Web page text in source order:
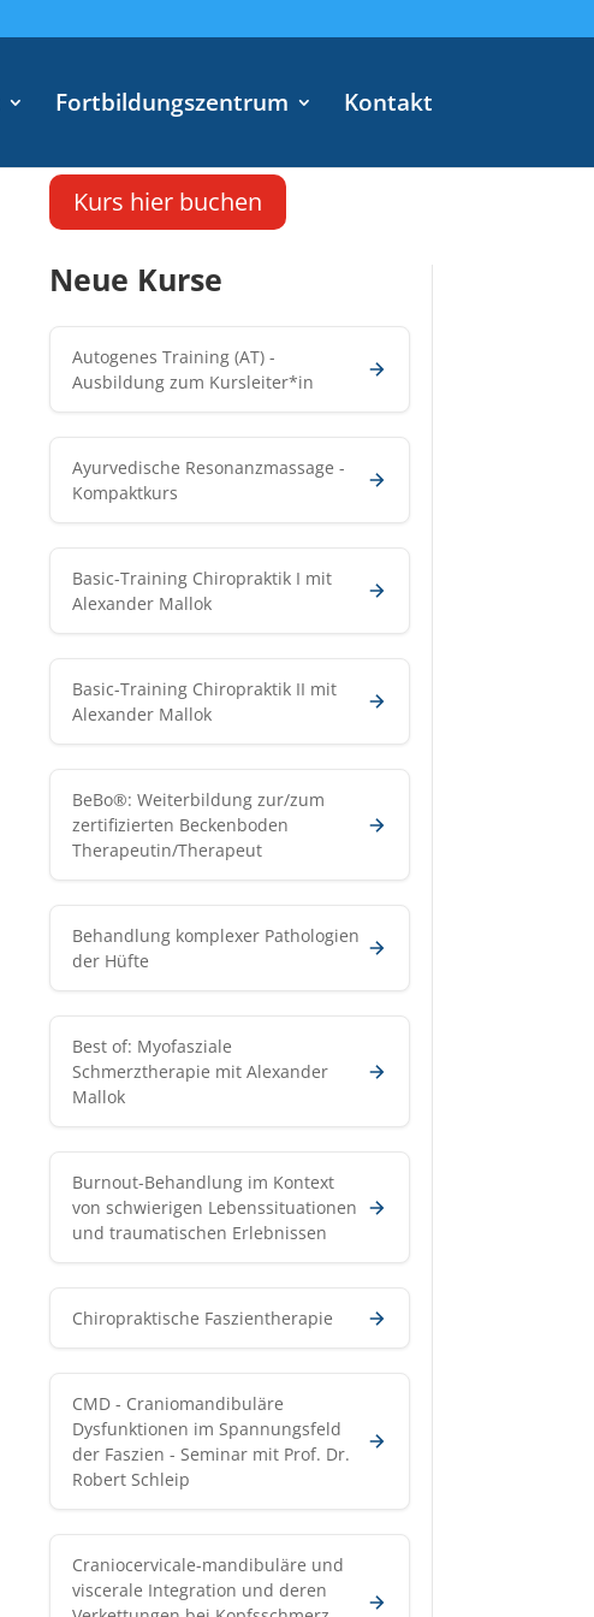
Fortbildungszentrum Kontakt
Kurs hier buchen
Neue Kurse
Autogenes Training (AT) -
Ausbildung zum Kursleiter*in
Ayurvedische Resonanzmassage -
Kompaktkurs
Basic-Training Chiropraktik I mit
Alexander Mallok
Basic-Training Chiropraktik II mit
Alexander Mallok
BeBo®: Weiterbildung zur/zum
zertifizierten Beckenboden
Therapeutin/Therapeut
Behandlung komplexer Pathologien
der Hüfte
Best of: Myofasziale
Schmerztherapie mit Alexander
Mallok
Burnout-Behandlung im Kontext
von schwierigen Lebenssituationen
und traumatischen Erlebnissen
Chiropraktische Faszientherapie
CMD - Craniomandibuläre
Dysfunktionen im Spannungsfeld
der Faszien - Seminar mit Prof. Dr.
Robert Schleip
Craniocervicale-mandibuläre und
viscerale Integration und deren